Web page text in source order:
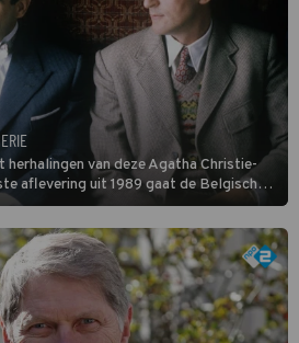
van deze Agatha Christie-
aflevering uit 1989 gaat de Belgische
vermiste kok. Poirot raakt al snel
(HH)